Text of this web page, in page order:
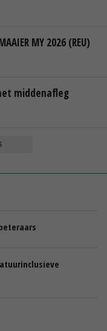
MY 2026 (REU)
middenafleg